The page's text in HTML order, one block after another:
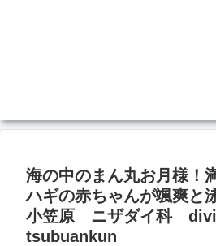
海の中のまん丸お月様！
ハギの赤ちゃんが颯爽と
小笠原 ニザダイ科
tsubuankun